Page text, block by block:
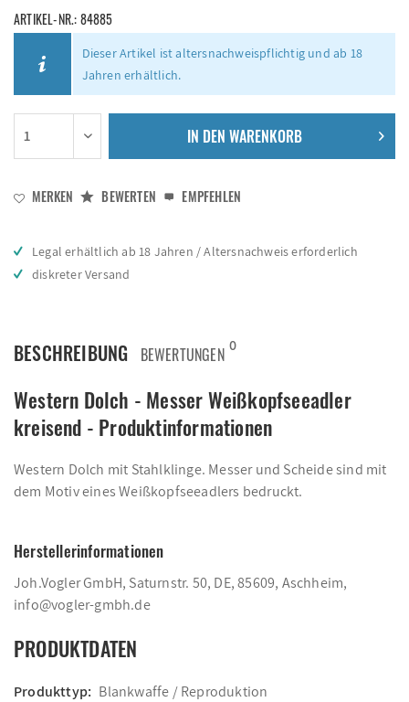
ARTIKEL-NR.:84885
Dieser Artikel ist altersnachweispflichtig und ab 18
Jahren erhältlich.
IN DEN WARENKORB
MERKEN BEWERTEN EMPFEHLEN
Legal erhältlich ab 18 Jahren / Altersnachweis erforderlich
diskreter Versand
BESCHREIBUNG BEWERTUNGEN 0
Western Dolch - Messer Weißkopfseeadler
kreisend - Produktinformationen
Western Dolch mit Stahlklinge. Messer und Scheide sind mit
dem Motiv eines Weißkopfseeadlers bedruckt.
Herstellerinformationen
Joh.Vogler GmbH, Saturnstr. 50, DE, 85609, Aschheim,
info@vogler-gmbh.de
PRODUKTDATEN
Produkttyp: Blankwaffe / Reproduktion